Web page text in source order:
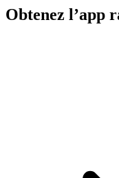
Obtenez